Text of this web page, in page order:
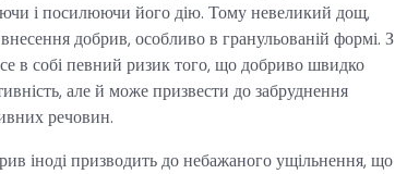
і посилюючи його дію. Тому невеликий дощ,
добрив, особливо в гранульованій формі. З
в собі певний ризик того, що добриво швидко
але й може призвести до забруднення
речовин.
іноді призводить до небажаного ущільнення, що